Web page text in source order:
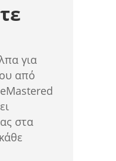
για
από
στα